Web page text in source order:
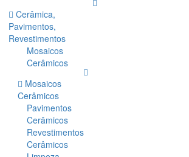
Cerâmica,
Pavimentos,
Revestimentos
Mosaicos
Cerâmicos
Mosaicos
Cerâmicos
Pavimentos
Cerâmicos
Revestimentos
Cerâmicos